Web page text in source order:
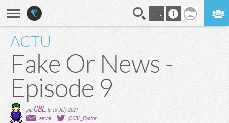
ACTU
Fake Or News -
Episode 9
parCBL le 15 July 2021
email
@CBL_Factor